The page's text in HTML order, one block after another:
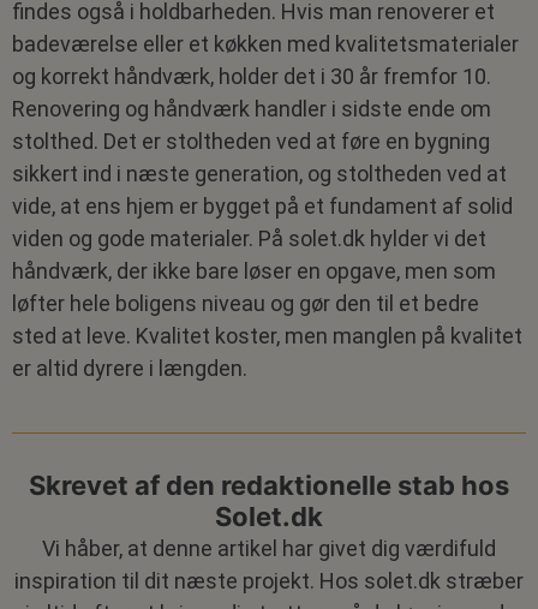
findes også i holdbarheden. Hvis man renoverer et
badeværelse eller et køkken med kvalitetsmaterialer
og korrekt håndværk, holder det i 30 år fremfor 10.
Renovering og håndværk handler i sidste ende om
stolthed. Det er stoltheden ved at føre en bygning
sikkert ind i næste generation, og stoltheden ved at
vide, at ens hjem er bygget på et fundament af solid
viden og gode materialer. På solet.dk hylder vi det
håndværk, der ikke bare løser en opgave, men som
løfter hele boligens niveau og gør den til et bedre
sted at leve. Kvalitet koster, men manglen på kvalitet
er altid dyrere i længden.
Skrevet af den redaktionelle stab hos
Solet.dk
Vi håber, at denne artikel har givet dig værdifuld
inspiration til dit næste projekt. Hos solet.dk stræber